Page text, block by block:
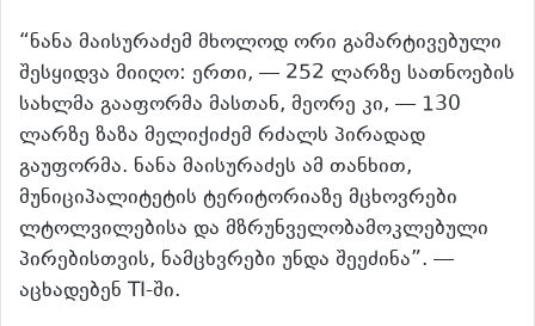
“ნანა მაისურაძემ მხოლოდ ორი გამარტივებული
შესყიდვა მიიღო: ერთი, — 252 ლარზე სათნოების
სახლმა გააფორმა მასთან, მეორე კი, — 130
ლარზე ზაზა მელიქიძემ რძალს პირადად
გაუფორმა. ნანა მაისურაძეს ამ თანხით,
მუნიციპალიტეტის ტერიტორიაზე მცხოვრები
ლტოლვილებისა და მზრუნველობამოკლებული
პირებისთვის, ნამცხვრები უნდა შეეძინა”. —
აცხადებენ TI-ში.